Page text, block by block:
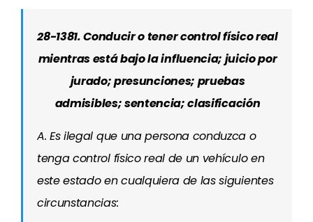
28-1381. Conducir o tener control físico real
mientras está bajo la influencia; juicio por
jurado; presunciones; pruebas
admisibles; sentencia; clasificación
A. Es ilegal que una persona conduzca o
tenga control físico real de un vehículo en
este estado en cualquiera de las siguientes
circunstancias: